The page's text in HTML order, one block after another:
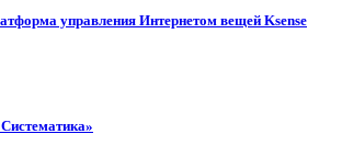
управления Интернетом вещей Ksense